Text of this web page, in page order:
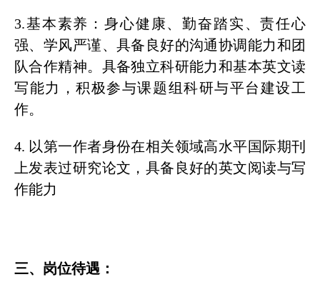
3.基本素养：身心健康、勤奋踏实、责任心
强、学风严谨、具备良好的沟通协调能力和团
队合作精神。具备独立科研能力和基本英文读
写能力，积极参与课题组科研与平台建设工
作。
4. 以第一作者身份在相关领域高水平国际期刊
上发表过研究论文，具备良好的英文阅读与写
作能力
三、岗位待遇：